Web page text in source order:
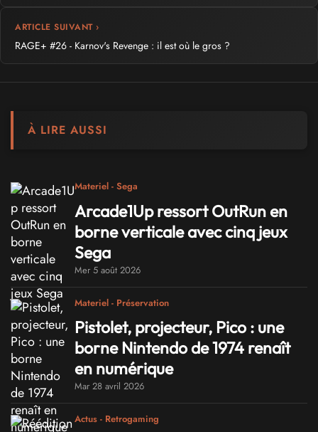
ARTICLE SUIVANT ›
RAGE+ #26 - Karnov's Revenge : il est où le gros ?
À LIRE AUSSI
Materiel - Sega
Arcade1Up ressort OutRun en
borne verticale avec cinq jeux
Sega
Mer 5 août 2026
Materiel - Préservation
Pistolet, projecteur, Pico : une
borne Nintendo de 1974 renaît
en numérique
Mar 28 avril 2026
Actus - Retrogaming